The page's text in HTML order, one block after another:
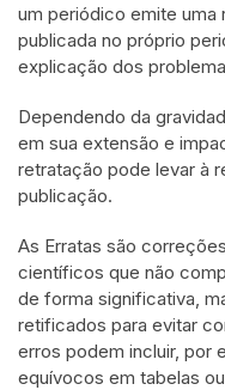
um periódico emite uma
publicada no próprio
explicação dos
Dependendo da
em sua extensão e
retratação pode levar à
publicação.
As Erratas são
científicos que não
de forma significativa,
retificados para evitar
erros podem incluir, por
equívocos em tabelas